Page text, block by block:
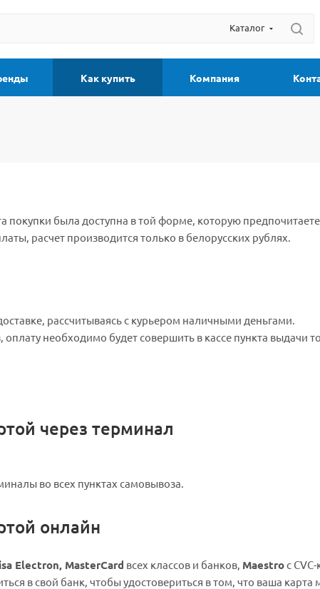
Каталог
Как купить Компания
покупки была доступна в той форме, которую
расчет производится только в белорусских рублях.
рассчитываясь с курьером наличными деньгами.
необходимо будет совершить в кассе пункта выдачи
через терминал
во всех пунктах самовывоза.
онлайн
Electron, MasterCard всех классов и банков, Maestroс
в свой банк, чтобы удостовериться в том, что ваша